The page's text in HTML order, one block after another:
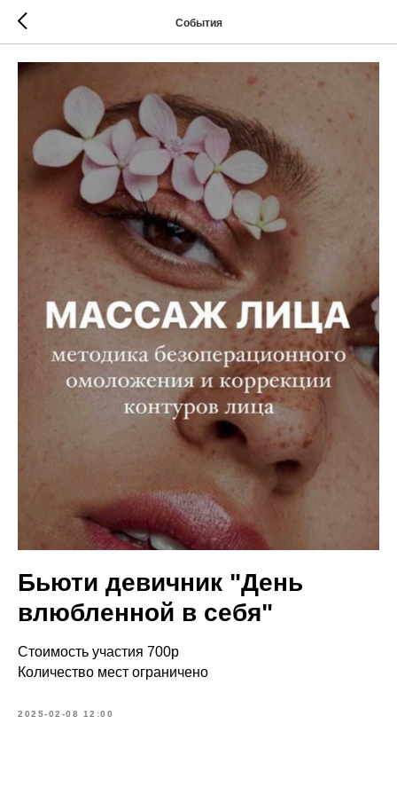
События
Бьюти девичник "День
влюбленной в себя"
Стоимость участия 700р
Количество мест ограничено
2025-02-08 12:00